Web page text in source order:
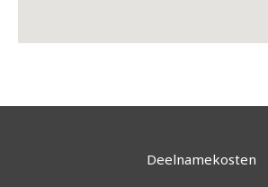
Deelnamekosten